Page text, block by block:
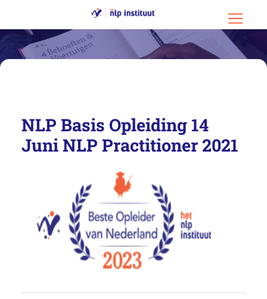
Menu
NLP Basis Opleiding 14
Juni NLP Practitioner 2021